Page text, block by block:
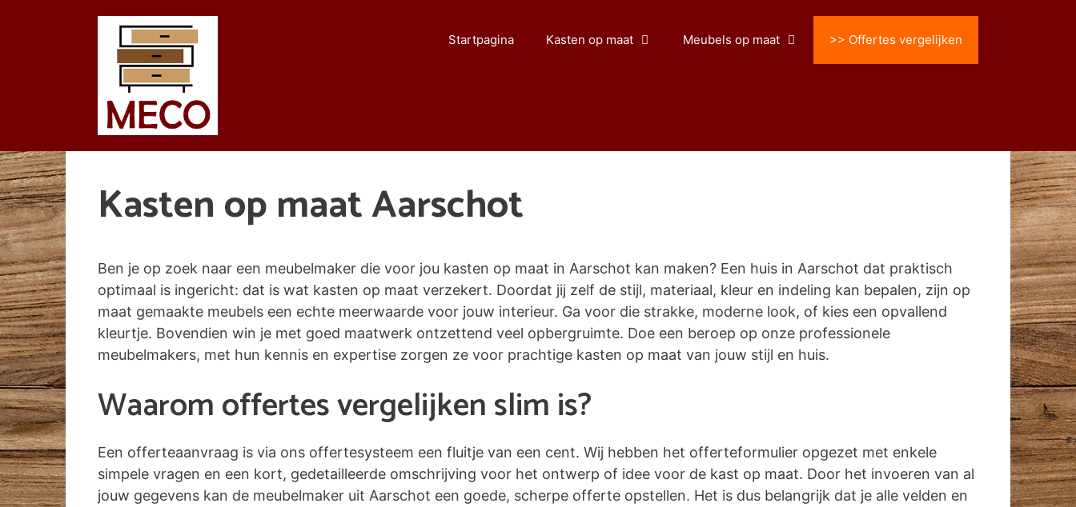
Startpagina Kasten op maat Meubels op maat >> Offertes vergelijken
Kasten op maat Aarschot
Ben je op zoek naar een meubelmaker die voor jou kasten op maat in Aarschot kan maken? Een huis in Aarschot dat praktisch
optimaal is ingericht: dat is wat kasten op maat verzekert. Doordat jij zelf de stijl, materiaal, kleur en indeling kan bepalen, zijn op
maat gemaakte meubels een echte meerwaarde voor jouw interieur. Ga voor die strakke, moderne look, of kies een opvallend
kleurtje. Bovendien win je met goed maatwerk ontzettend veel opbergruimte. Doe een beroep op onze professionele
meubelmakers, met hun kennis en expertise zorgen ze voor prachtige kasten op maat van jouw stijl en huis.
Waarom offertes vergelijken slim is?
Een offerteaanvraag is via ons offertesysteem een fluitje van een cent. Wij hebben het offerteformulier opgezet met enkele
simpele vragen en een kort, gedetailleerde omschrijving voor het ontwerp of idee voor de kast op maat. Door het invoeren van al
jouw gegevens kan de meubelmaker uit Aarschot een goede, scherpe offerte opstellen. Het is dus belangrijk dat je alle velden en